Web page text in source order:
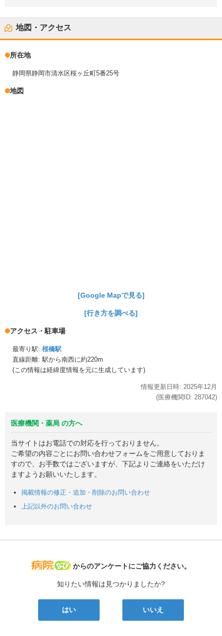
地図・アクセス
所在地
静岡県静岡市清水区桜ヶ丘町5番25号
地図
[Google Mapで見る]
[行き方を調べる]
アクセス・駐車場
最寄り駅: 桜橋駅
直線距離: 駅から南西に約220m
(この情報は経緯度情報を元に生成しています)
情報更新日時: 2025年12月
(医療機関ID: 287042)
医療機関・薬局 の方へ
当サイトはお電話での対応を行っておりません。
ご希望の内容ごとにお問い合わせフォームをご用意しておりま
すので、お手数ではございますが、下記よりご連絡をいただけ
ますようお願いいたします。
掲載情報の修正・追加・削除のお問い合わせ
上記以外のお問い合わせ
病院なび
からのアンケートにご協力ください。
知りたい情報は見つかりましたか?
はい いいえ